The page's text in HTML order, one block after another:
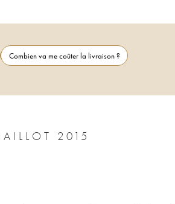
Combien va me coûter la livraison ?
2015